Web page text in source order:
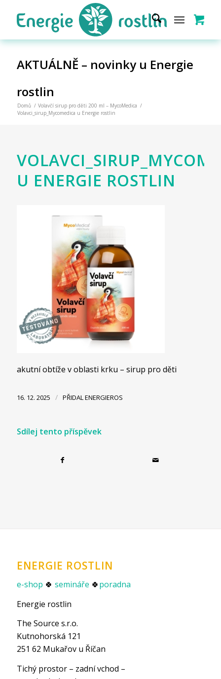
AKTUÁLNĚ – novinky u Energie
rostlin
Domů / Volavčí sirup pro děti 200 ml – MycoMedica /
Volavci_sirup_Mycomedica u Energie rostlin
U ENERGIE ROSTLIN
akutní obtíže v oblasti krku – sirup pro děti
16. 12. 2025 / PŘIDALENERGIEROS
Sdílej tento příspěvek
ENERGIE ROSTLIN
e-shop 🍀 semináře 🍀poradna
Energie rostlin
The Source s.r.o.
Kutnohorská 121
251 62 Mukařov u Říčan
Tichý prostor – zadní vchod –